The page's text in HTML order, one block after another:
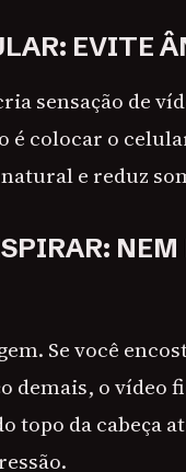
EVITE
sensação de
é colocar o
e reduz
Se você
demais, o
topo da cabeça